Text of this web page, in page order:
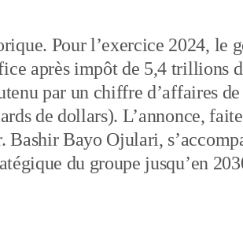
Pour l’exercice 2024, le
après impôt de 5,4 trillions
par un chiffre d’affaires de
de dollars). L’annonce,
Bayo Ojulari,
du groupe jusqu’en